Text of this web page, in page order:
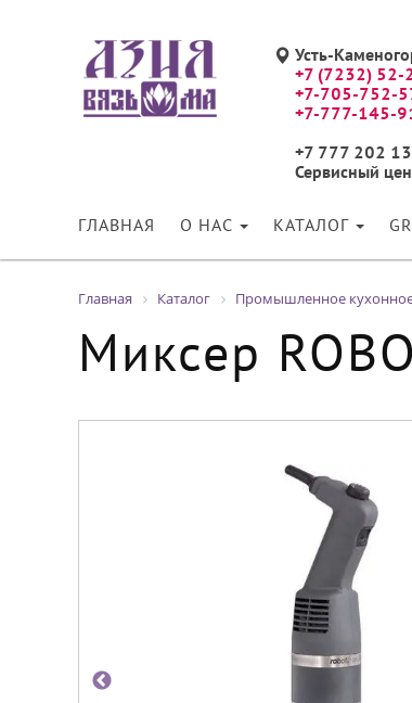
Усть-
+7 (7232) 52-
+7-705-752-
+7-777-145-
+7 777 202
Сервисный
ГЛАВНАЯ О НАС КАТАЛОГ
Главная Каталог Промышленное
Миксер